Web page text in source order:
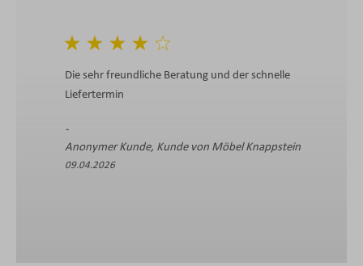
Die sehr freundliche Beratung und der schnelle
Liefertermin
Anonymer Kunde, Kunde von Möbel Knappstein
09.04.2026